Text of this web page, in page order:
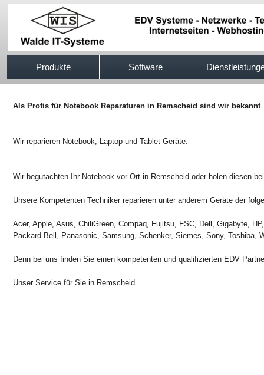
Produkte Software
Als Profis für Notebook Reparaturen in Remscheid sind wir bekannt
Wir reparieren Notebook, Laptop und Tablet Geräte.
Wir begutachten Ihr Notebook vor Ort in Remscheid oder holen diesen
Unsere Kompetenten Techniker reparieren unter anderem Geräte der
Acer, Apple, Asus, ChiliGreen, Compaq, Fujitsu, FSC, Dell, Gigabyte,
Packard Bell, Panasonic, Samsung, Schenker, Siemes, Sony, Toshiba,
Denn bei uns finden Sie einen kompetenten und qualifizierten EDV
Unser Service für Sie in Remscheid.